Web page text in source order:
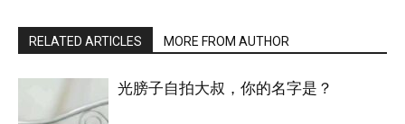
RELATED ARTICLES MORE FROM AUTHOR
光膀子自拍大叔，你的名字是？